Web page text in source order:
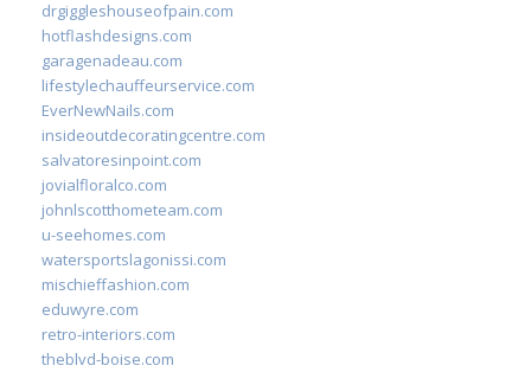
drgiggleshouseofpain.com
hotflashdesigns.com
garagenadeau.com
lifestylechauffeurservice.com
EverNewNails.com
insideoutdecoratingcentre.com
salvatoresinpoint.com
jovialfloralco.com
johnlscotthometeam.com
u-seehomes.com
watersportslagonissi.com
mischieffashion.com
eduwyre.com
retro-interiors.com
theblvd-boise.com